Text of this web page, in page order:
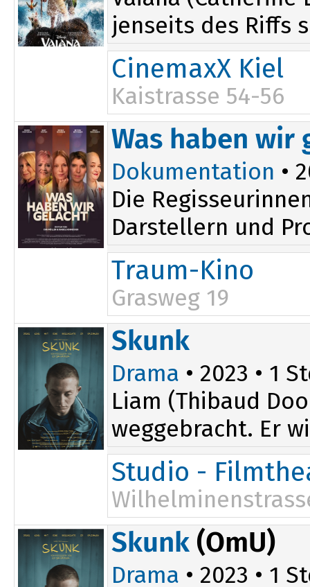
jenseits des Riffs
CinemaxX Kiel
Kaistrasse 54-56
12:00
13:40
Was haben wir
Dokumentation •
Die
Darstellern und
Traum-Kino
Grasweg 19
17:30
Skunk
Drama • 2023 • 1
Liam (Thibaud
weggebracht. Er
Studio -
18:00
Skunk (OmU)
Drama • 2023 • 1